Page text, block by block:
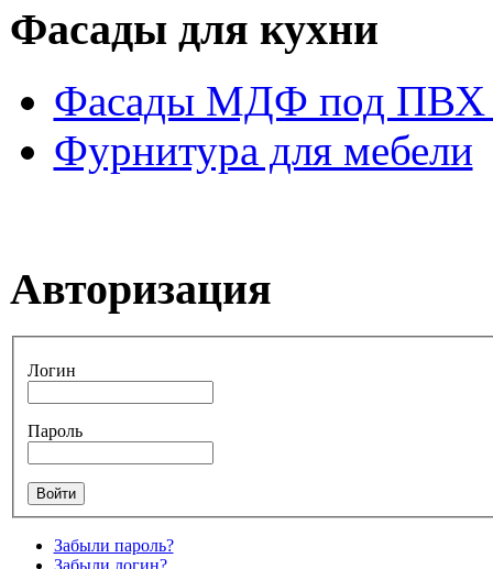
Фасады для кухни
Фасады МДФ под ПВХ
Фурнитура для мебели
Авторизация
Логин
Пароль
Забыли пароль?